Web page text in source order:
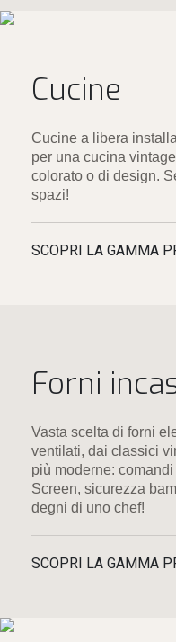
Cucine
Cucine a libera
per una cucina
colorato o di design.
spazi!
SCOPRI LA GAMMA
Forni
Vasta scelta di forni
ventilati, dai classici
più moderne:
Screen, sicurezza
degni di uno chef!
SCOPRI LA GAMMA